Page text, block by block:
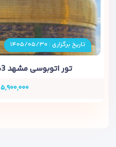
تاریخ برگزاری : ۱۴۰۵/۰۵/۳۰
تور اتوبوسی مشهد 3شب ویژه مرداد ماه
۵,۹۰۰,۰۰۰